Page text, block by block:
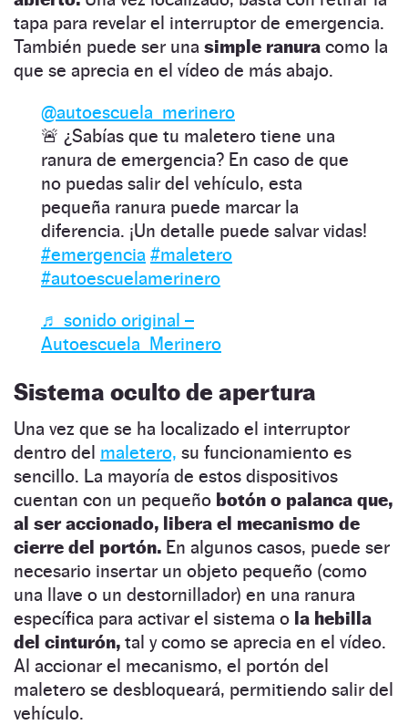
tapa para revelar el interruptor de emergencia.
También puede ser una simple ranura como la
que se aprecia en el vídeo de más abajo.
@autoescuela_merinero
🚨 ¿Sabías que tu maletero tiene una
ranura de emergencia? En caso de que
no puedas salir del vehículo, esta
pequeña ranura puede marcar la
diferencia. ¡Un detalle puede salvar vidas!
#emergencia #maletero
#autoescuelamerinero
♬ sonido original –
Autoescuela_Merinero
Sistema oculto de apertura
Una vez que se ha localizado el interruptor
dentro del maletero, su funcionamiento es
sencillo. La mayoría de estos dispositivos
cuentan con un pequeño botón o palanca que,
al ser accionado, libera el mecanismo de
cierre del portón. En algunos casos, puede ser
necesario insertar un objeto pequeño (como
una llave o un destornillador) en una ranura
específica para activar el sistema o la hebilla
del cinturón, tal y como se aprecia en el vídeo.
Al accionar el mecanismo, el portón del
maletero se desbloqueará, permitiendo salir del
vehículo.